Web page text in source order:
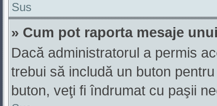
Sus
» Cum pot raporta mesaje
Dacă administratorul a permis
trebui să includă un buton
buton, veţi fi îndrumat cu paşii